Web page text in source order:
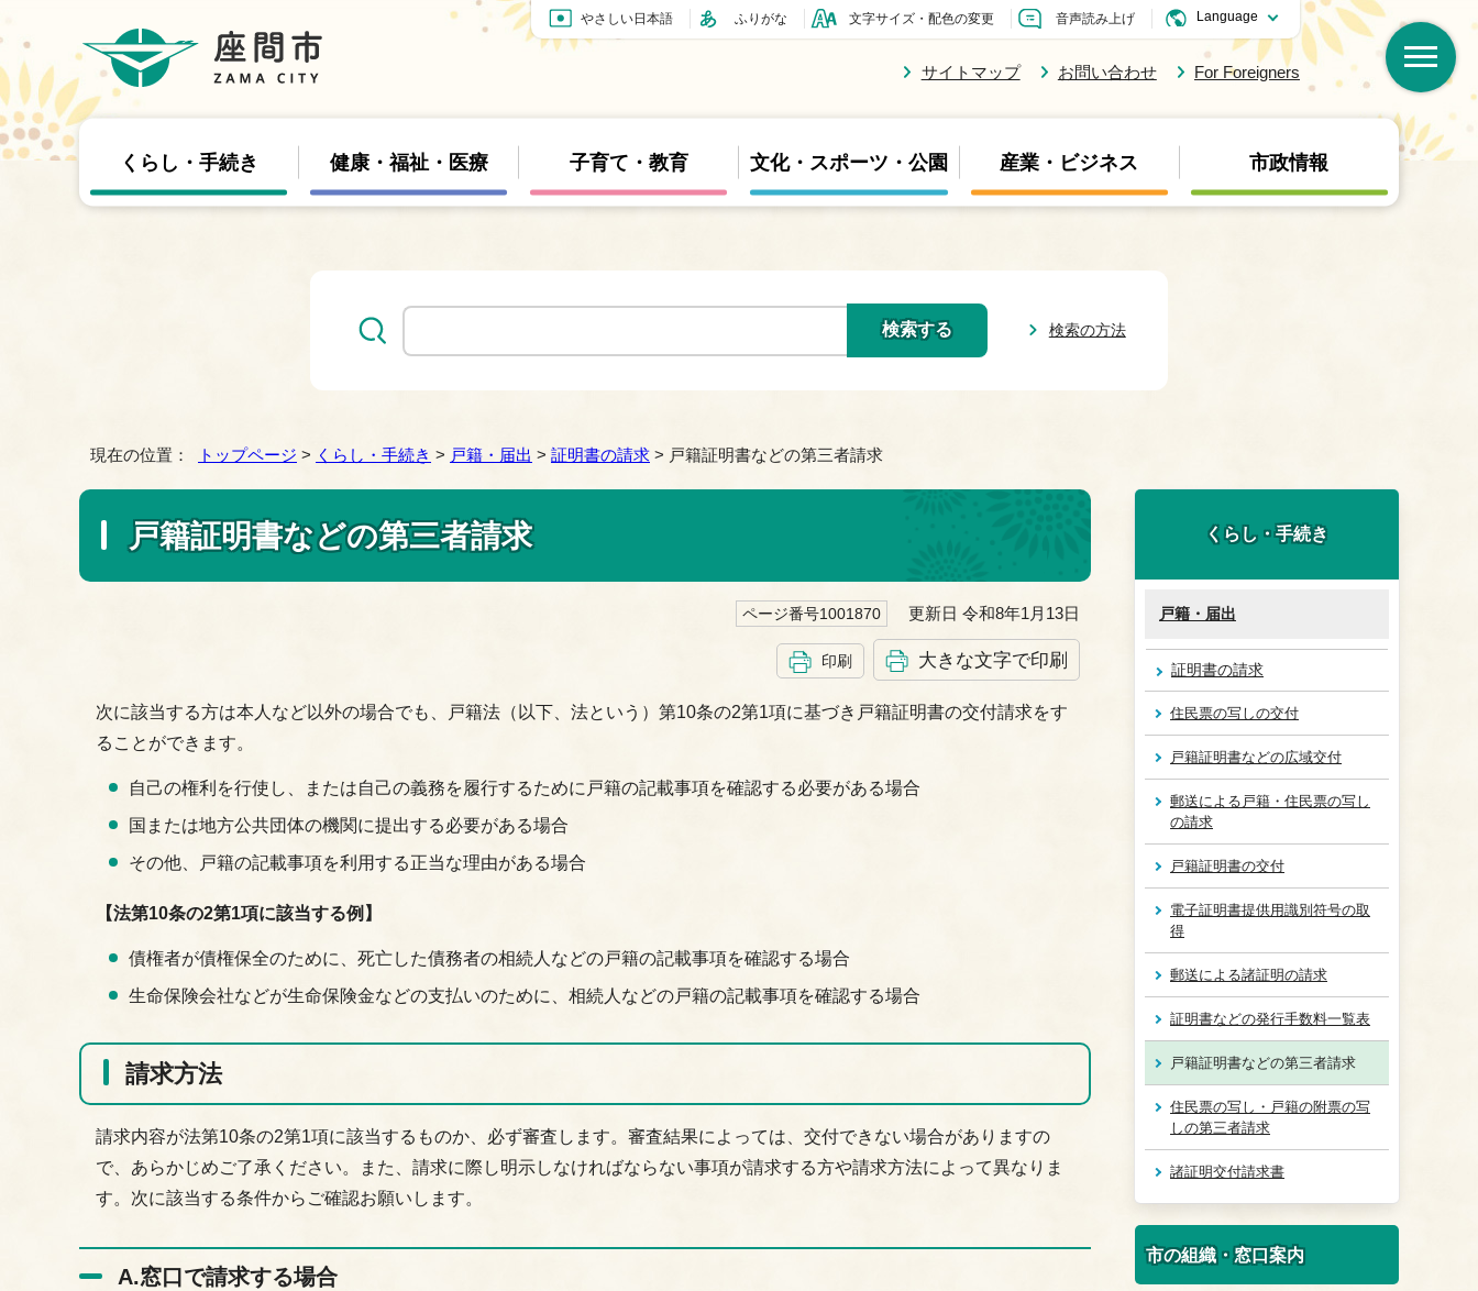
やさしい日本語 ふりがな 文字サイズ・配色の変更 音声読み上げ
サイトマップ お問い合わせ For Foreigners
くらし・手続き 健康・福祉・医療 子育て・教育 文化・スポーツ・公園 産業・ビジネス 市政情報
検索の方法
現在の位置： トップページ > くらし・手続き > 戸籍・届出 > 証明書の請求 > 戸籍証明書などの第三者請求
戸籍証明書などの第三者請求
ページ番号1001870 更新日 令和8年1月13日
印刷 大きな文字で印刷
次に該当する方は本人など以外の場合でも、戸籍法（以下、法という）第10条の2第1項に基づき戸籍証明書の交付請求をす
ることができます。
自己の権利を行使し、または自己の義務を履行するために戸籍の記載事項を確認する必要がある場合
国または地方公共団体の機関に提出する必要がある場合
その他、戸籍の記載事項を利用する正当な理由がある場合
【法第10条の2第1項に該当する例】
債権者が債権保全のために、死亡した債務者の相続人などの戸籍の記載事項を確認する場合
生命保険会社などが生命保険金などの支払いのために、相続人などの戸籍の記載事項を確認する場合
請求方法
請求内容が法第10条の2第1項に該当するものか、必ず審査します。審査結果によっては、交付できない場合がありますの
で、あらかじめご了承ください。また、請求に際し明示しなければならない事項が請求する方や請求方法によって異なりま
す。次に該当する条件からご確認お願いします。
A.窓口で請求する場合
くらし・手続き
戸籍・届出
証明書の請求
住民票の写しの交付
戸籍証明書などの広域交付
郵送による戸籍・住民票の写し
の請求
戸籍証明書の交付
電子証明書提供用識別符号の取
得
郵送による諸証明の請求
証明書などの発行手数料一覧表
戸籍証明書などの第三者請求
住民票の写し・戸籍の附票の写
しの第三者請求
諸証明交付請求書
市の組織・窓口案内